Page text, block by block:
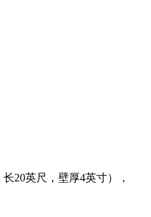
20英尺，壁厚4英寸），